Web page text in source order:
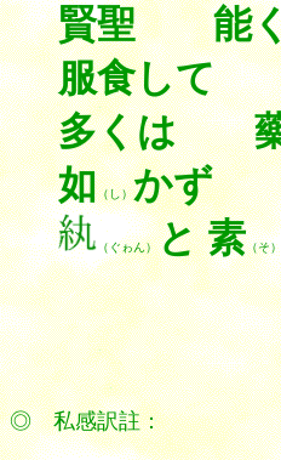
賢聖 能
服食して
多くは 藥
如（し）かず
（ぐゎん）と 素（そ）
◎ 私感訳註：